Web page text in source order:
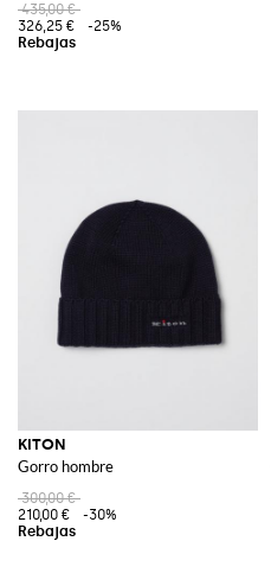
435,00 €
326,25 €
-25%
KITON
Gorro hombre
300,00 €
210,00 €
-30%